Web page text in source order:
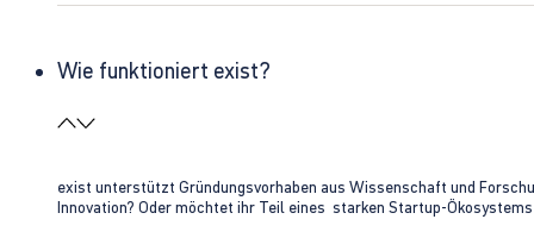
Wie funktioniert exist?
exist unterstützt Gründungsvorhaben aus Wissenschaft und
Innovation? Oder möchtet ihr Teil eines starken Startup-